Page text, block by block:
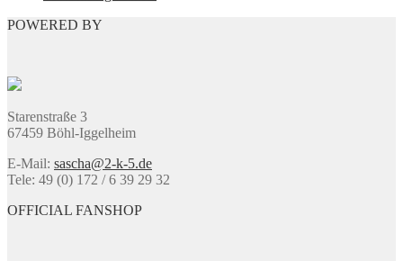
Produktseite
gewählt
POWERED BY
Starenstraße 3
67459 Böhl-Iggelheim
E-Mail: sascha@2-k-5.de
Tele: 49 (0) 172 / 6 39 29 32
OFFICIAL FANSHOP